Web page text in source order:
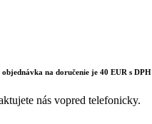
na doručenie je 40 EUR s DPH
nás vopred telefonicky.